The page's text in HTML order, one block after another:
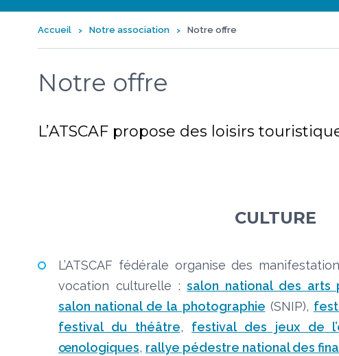
Accueil Notre association Notre offre
Notre offre
L’ATSCAF propose des loisirs
CULTURE
L’ATSCAF fédérale organise des
vocation culturelle :salon national des arts
salon national de la photographie (SNIP),
festival du théâtre, festival des jeux de
œnologiques, rallye pédestre national des